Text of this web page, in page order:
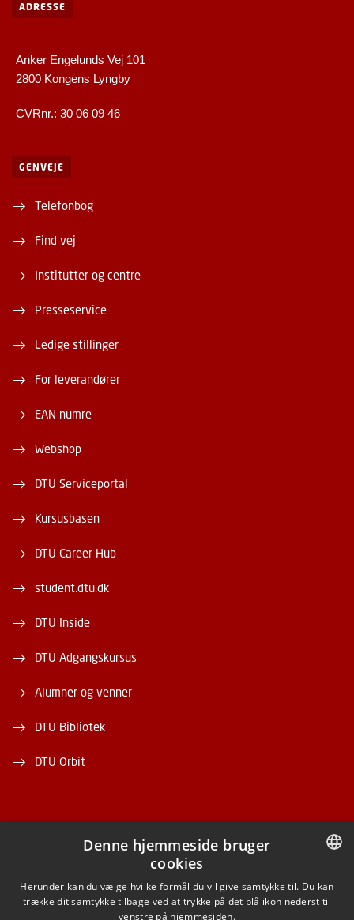
ADRESSE
Anker Engelunds Vej 101
2800 Kongens Lyngby
CVRnr.: 30 06 09 46
GENVEJE
Telefonbog
Find vej
Institutter og centre
Presseservice
Ledige stillinger
For leverandører
EAN numre
Webshop
DTU Serviceportal
Kursusbasen
DTU Career Hub
student.dtu.dk
DTU Inside
DTU Adgangskursus
Alumner og venner
DTU Bibliotek
DTU Orbit
FACEBOOK
INSTAGRAM
DANISH
Denne hjemmeside bruger
cookies
Herunder kan du vælge hvilke formål du vil give samtykke til. Du kan
trække dit samtykke tilbage ved at trykke på det blå ikon nederst til
venstre på hjemmesiden.